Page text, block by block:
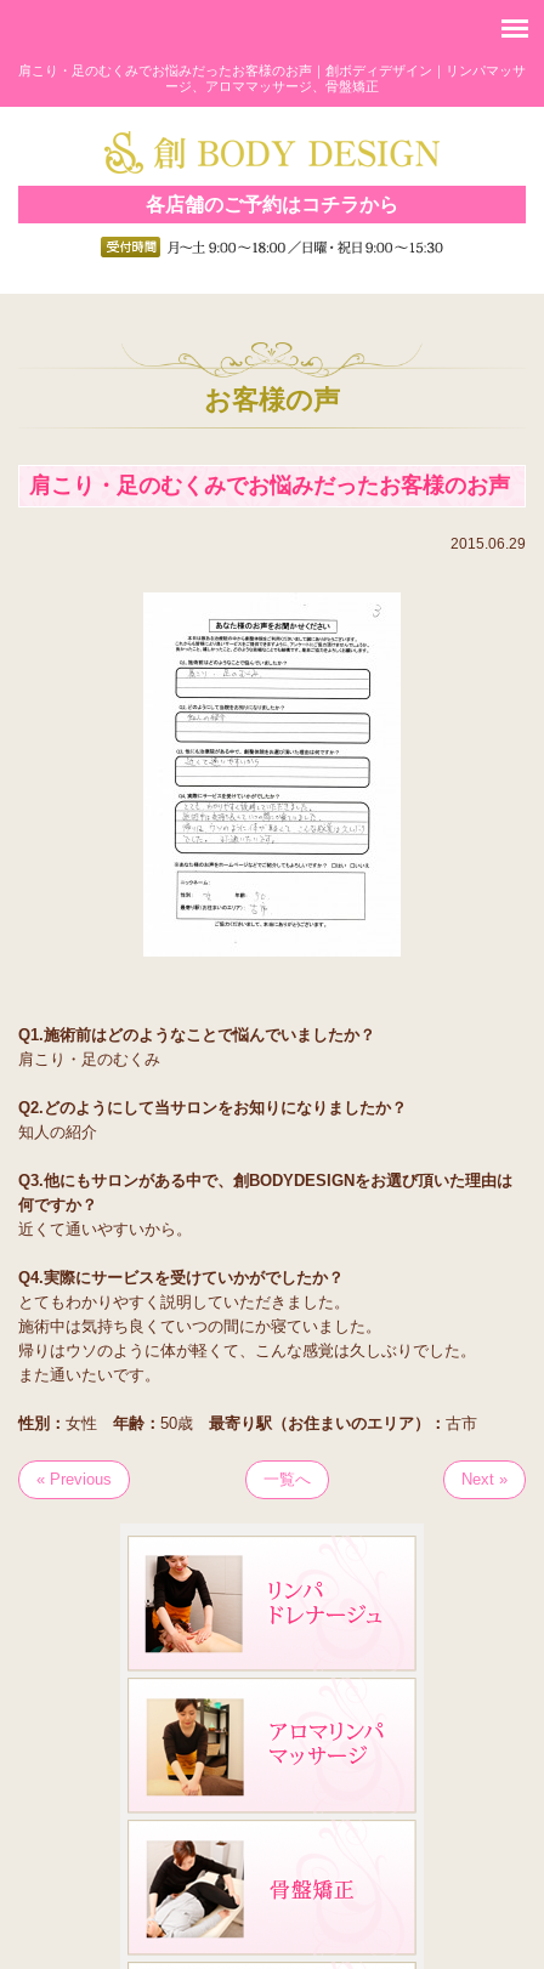
肩こり・足のむくみでお悩みだったお客様のお声｜創ボディデザイン｜リンパマッサ
ージ、アロママッサージ、骨盤矯正
各店舗のご予約はコチラから
お客様の声
肩こり・足のむくみでお悩みだったお客様のお声
2015.06.29
Q1.施術前はどのようなことで悩んでいましたか？
肩こり・足のむくみ
Q2.どのようにして当サロンをお知りになりましたか？
知人の紹介
Q3.他にもサロンがある中で、創BODYDESIGNをお選び頂いた理由は
何ですか？
近くて通いやすいから。
Q4.実際にサービスを受けていかがでしたか？
とてもわかりやすく説明していただきました。
施術中は気持ち良くていつの間にか寝ていました。
帰りはウソのように体が軽くて、こんな感覚は久しぶりでした。
また通いたいです。
性別： 女性 年齢： 50歳 最寄り駅（お住まいのエリア）： 古市
« Previous 一覧へ Next »